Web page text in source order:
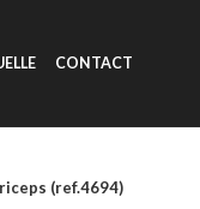
CONTACT
(ref.4694)